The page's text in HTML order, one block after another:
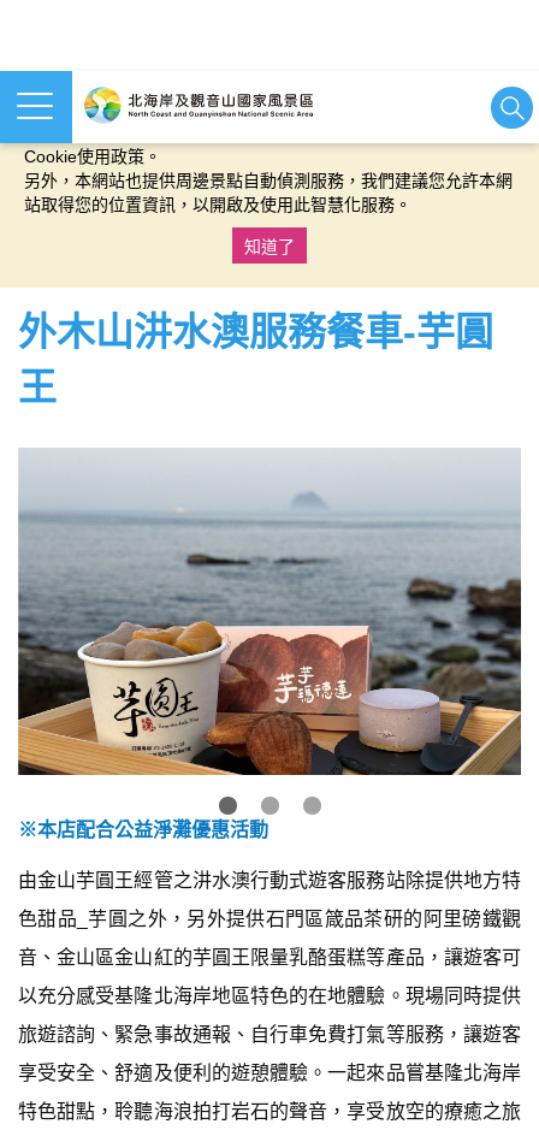
本網站使用cookies等相關技術以持續優化網站服務，並有助於為
Cookie使用政策。
另外，本網站也提供周邊景點自動偵測服務，我們建議您允許本網
站取得您的位置資訊，以開啟及使用此智慧化服務。
知道了
外木山汫水澳服務餐車-芋圓
王
※本店配合公益淨灘優惠活動
由金山芋圓王經管之汫水澳行動式遊客服務站除提供地方特
色甜品_芋圓之外，另外提供石門區箴品茶研的阿里磅鐵觀
音、金山區金山紅的芋圓王限量乳酪蛋糕等產品，讓遊客可
以充分感受基隆北海岸地區特色的在地體驗。現場同時提供
旅遊諮詢、緊急事故通報、自行車免費打氣等服務，讓遊客
享受安全、舒適及便利的遊憩體驗。一起來品嘗基隆北海岸
特色甜點，聆聽海浪拍打岩石的聲音，享受放空的療癒之旅